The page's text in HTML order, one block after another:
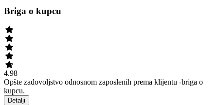
Briga o kupcu
4.98
Opšte zadovoljstvo odnosnom zaposlenih prema klijentu -briga o
kupcu.
Detalji